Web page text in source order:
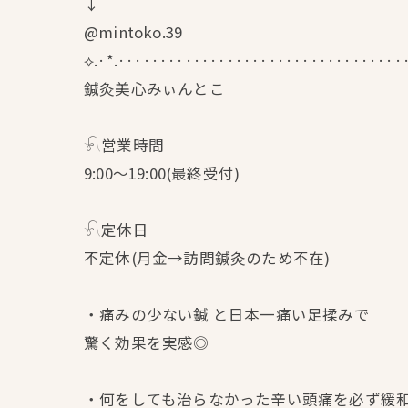
@mintoko.39
鍼灸美心みぃんとこ
𓍯営業時間
9:00〜19:00(最終受付)
𓍯定休日
不定休(月金→訪問鍼灸のため不在)
・痛みの少ない鍼 と日本一痛い足揉みで
驚く効果を実感◎
・何をしても治らなかった辛い頭痛を必ず